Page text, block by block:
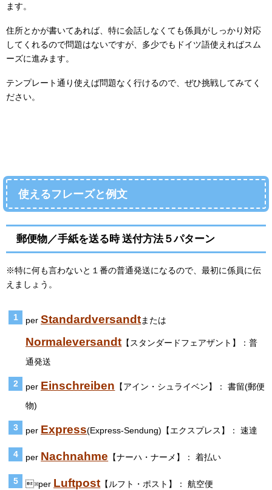
ます。
住所とかが書いてあれば、特に会話しなくても係員がしっかり対応
してくれるので問題はないですが、多少でもドイツ語使えればスム
ーズに進みます。
テンプレート通り使えば問題なく行けるので、ぜひ挑戦してみてく
ださい。
使えるフレーズと例文
郵便物／手紙を送る時 送付方法５パターン
※特に何も言わないと１番の普通発送になるので、最初に係員に伝
えましょう。
perStandardversandt または
Normaleversandt 【スタンダードフェアザント】：普
通発送
per Einschreiben 【アイン・シュライベン】： 書留(郵便
物)
per Express(Express-Sendung)【エクスプレス】： 速達
per Nachnahme 【ナーハ・ナーメ】： 着払い
※per Luftpost 【ルフト・ポスト】： 航空便